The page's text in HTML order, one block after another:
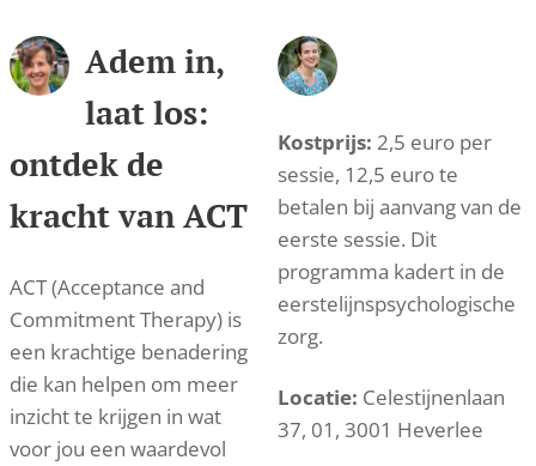
Adem in,
laat los:
ontdek de
kracht van ACT
ACT (Acceptance and
Commitment Therapy) is
een krachtige benadering
die kan helpen om meer
inzicht te krijgen in wat
voor jou een waardevol
Kostprijs: 2,5 euro per
sessie, 12,5 euro te
betalen bij aanvang van de
eerste sessie. Dit
programma kadert in de
eerstelijnspsychologische
zorg.
Locatie: Celestijnenlaan
37, 01, 3001 Heverlee